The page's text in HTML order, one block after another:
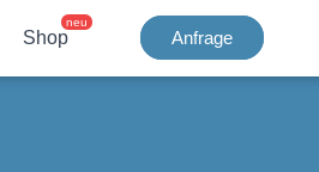
Shop
neu
Anfrage